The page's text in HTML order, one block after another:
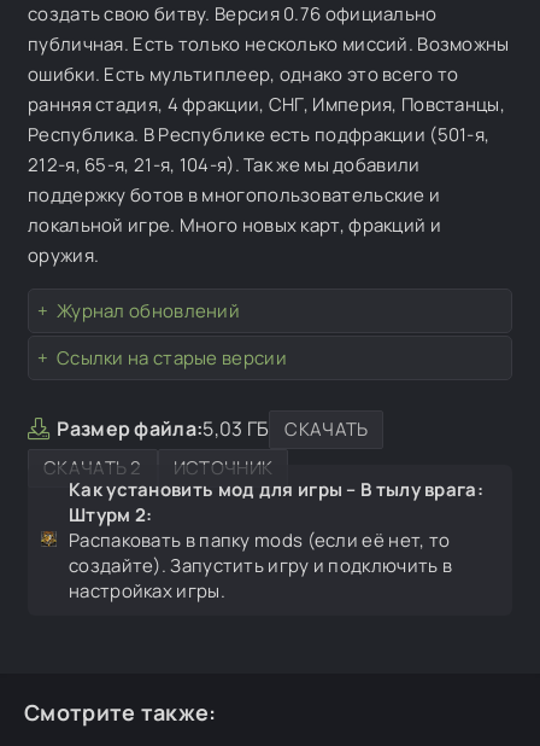
создать свою битву. Версия 0.76 официально
публичная. Есть только несколько миссий. Возможны
ошибки. Есть мультиплеер, однако это всего то
ранняя стадия, 4 фракции, СНГ, Империя, Повстанцы,
Республика. В Республике есть подфракции (501-я,
212-я, 65-я, 21-я, 104-я). Так же мы добавили
поддержку ботов в многопользовательские и
локальной игре. Много новых карт, фракций и
оружия.
Журнал обновлений
Ссылки на старые версии
Размер файла:5,03 ГБ
СКАЧАТЬ
СКАЧАТЬ 2
ИСТОЧНИК
Как установить мод для игры – В тылу врага:
Штурм 2:
Распаковать в папку mods (если её нет, то
создайте). Запустить игру и подключить в
настройках игры.
Смотрите также: